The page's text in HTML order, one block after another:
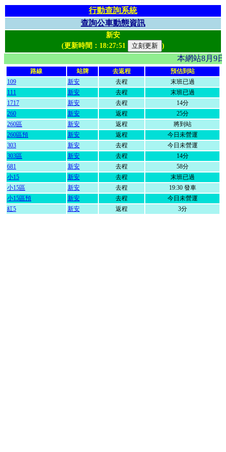
行動查詢系統
查詢公車動態資訊
新安
(更新時間： 18:27:51 )
本網站8月9
路線 站牌 去返程
預估到站
109
新安 去程
末班已過
111
新安 去程
末班已過
1717
新安 去程
14分
260
新安 返程
25分
260區
新安 返程
將到站
260區預
新安 返程
今日未營運
303
新安 去程
今日未營運
303區
新安 去程
14分
681
新安 去程
58分
小15
新安 去程
末班已過
小15區
新安 去程
19:30 發車
小15區預
新安 去程
今日未營運
紅5
新安 返程 3分